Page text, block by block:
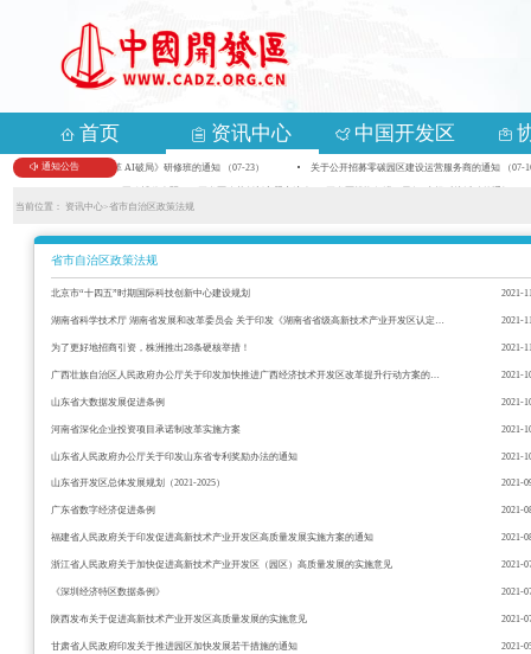
首页 资讯中心 中国开发区
通知公告
关于举办首期《数智化变革 AI破局》研修班的通知 （07-23） 关于公开招募零碳园区建设运营服务商的通知 （07-
关于组织参加第九届中国—亚欧博览会暨2026开发区改革创新主题交流会、“开发区投资促进万里行”专场对接活动的通知 （
当前位置：
资讯中心>省市自治区政策法规
省市自治区政策法规
北京市“十四五”时期国际科技创新中心建设规划 2021-
湖南省科学技术厅 湖南省发展和改革委员会 关于印发《湖南省省级高新技术产业开发区认定和管理办法》的通知 2021-
为了更好地招商引资，株洲推出28条硬核举措！ 2021-
2021-
山东省大数据发展促进条例 2021-
河南省深化企业投资项目承诺制改革实施方案 2021-
山东省人民政府办公厅关于印发山东省专利奖励办法的通知 2021-
山东省开发区总体发展规划（2021-2025） 2021-
广东省数字经济促进条例 2021-
福建省人民政府关于印发促进高新技术产业开发区高质量发展实施方案的通知 2021-
浙江省人民政府关于加快促进高新技术产业开发区（园区）高质量发展的实施意见 2021-
《深圳经济特区数据条例》 2021-
陕西发布关于促进高新技术产业开发区高质量发展的实施意见 2021-
甘肃省人民政府印发关于推进园区加快发展若干措施的通知 2021-